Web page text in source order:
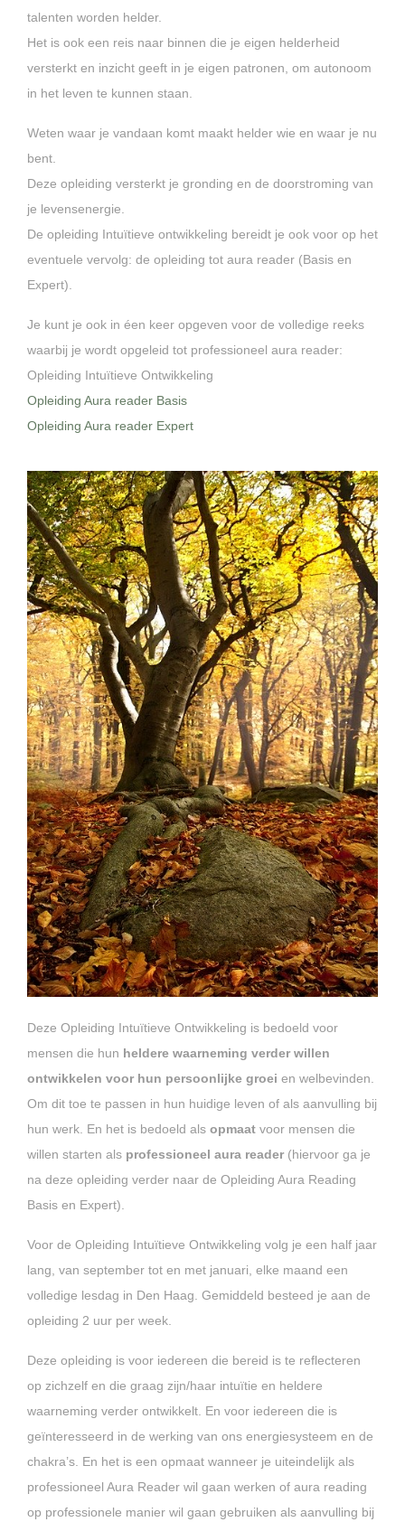
talenten worden helder.
Het is ook een reis naar binnen die je eigen helderheid
versterkt en inzicht geeft in je eigen patronen, om autonoom
in het leven te kunnen staan.
Weten waar je vandaan komt maakt helder wie en waar je nu
bent.
Deze opleiding versterkt je gronding en de doorstroming van
je levensenergie.
De opleiding Intuïtieve ontwikkeling bereidt je ook voor op het
eventuele vervolg: de opleiding tot aura reader (Basis en
Expert).
Je kunt je ook in éen keer opgeven voor de volledige reeks
waarbij je wordt opgeleid tot professioneel aura reader:
Opleiding Intuïtieve Ontwikkeling
Opleiding Aura reader Basis
Opleiding Aura reader Expert
Deze Opleiding Intuïtieve Ontwikkeling is bedoeld voor
mensen die hun heldere waarneming verder willen
ontwikkelen voor hun persoonlijke groei en welbevinden.
Om dit toe te passen in hun huidige leven of als aanvulling bij
hun werk. En het is bedoeld als opmaat voor mensen die
willen starten als professioneel aura reader (hiervoor ga je
na deze opleiding verder naar de Opleiding Aura Reading
Basis en Expert).
Voor de Opleiding Intuïtieve Ontwikkeling volg je een half jaar
lang, van september tot en met januari, elke maand een
volledige lesdag in Den Haag. Gemiddeld besteed je aan de
opleiding 2 uur per week.
Deze opleiding is voor iedereen die bereid is te reflecteren
op zichzelf en die graag zijn/haar intuïtie en heldere
waarneming verder ontwikkelt. En voor iedereen die is
geïnteresseerd in de werking van ons energiesysteem en de
chakra’s. En het is een opmaat wanneer je uiteindelijk als
professioneel Aura Reader wil gaan werken of aura reading
op professionele manier wil gaan gebruiken als aanvulling bij